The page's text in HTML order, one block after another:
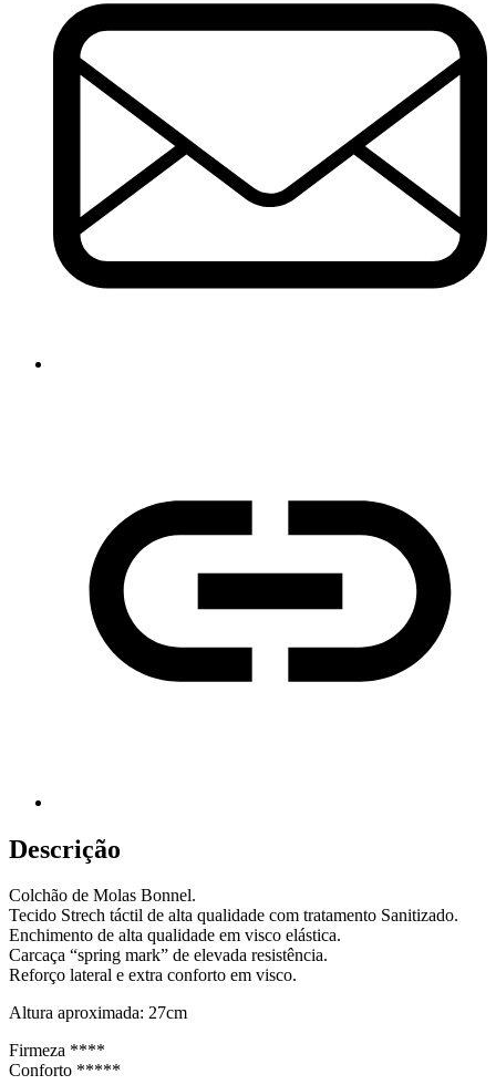
Descrição
Colchão de Molas Bonnel.
Tecido Strech táctil de alta qualidade com tratamento Sanitizado.
Enchimento de alta qualidade em visco elástica.
Carcaça “spring mark” de elevada resistência.
Reforço lateral e extra conforto em visco.
Altura aproximada: 27cm
Firmeza ****
Conforto *****